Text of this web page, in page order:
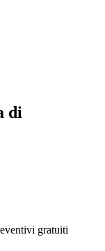
di
gratuiti